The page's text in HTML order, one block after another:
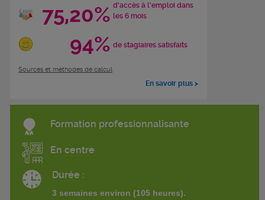
75,20% d'accès à l'emploi dans
les 6 mois
94% de stagiaires satisfaits
Sources et méthodes de calcul
En savoir plus >
Formation professionnalisante
En centre
Durée :
3 semaines environ (105 heures).